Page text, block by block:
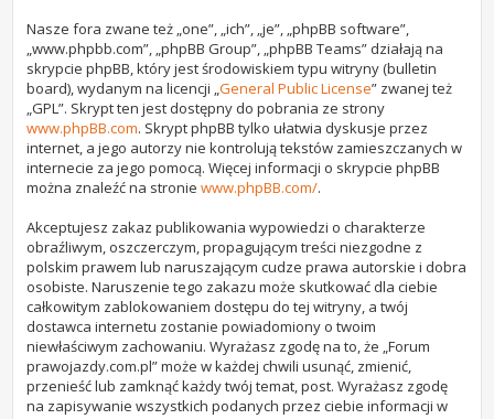
Nasze fora zwane też „one”, „ich”, „je”, „phpBB software”,
„www.phpbb.com”, „phpBB Group”, „phpBB Teams” działają na
skrypcie phpBB, który jest środowiskiem typu witryny (bulletin
board), wydanym na licencji „General Public License” zwanej też
„GPL”. Skrypt ten jest dostępny do pobrania ze strony
www.phpBB.com. Skrypt phpBB tylko ułatwia dyskusje przez
internet, a jego autorzy nie kontrolują tekstów zamieszczanych w
internecie za jego pomocą. Więcej informacji o skrypcie phpBB
można znaleźć na stroniewww.phpBB.com/.
Akceptujesz zakaz publikowania wypowiedzi o charakterze
obraźliwym, oszczerczym, propagującym treści niezgodne z
polskim prawem lub naruszającym cudze prawa autorskie i dobra
osobiste. Naruszenie tego zakazu może skutkować dla ciebie
całkowitym zablokowaniem dostępu do tej witryny, a twój
dostawca internetu zostanie powiadomiony o twoim
niewłaściwym zachowaniu. Wyrażasz zgodę na to, że „Forum
prawojazdy.com.pl” może w każdej chwili usunąć, zmienić,
przenieść lub zamknąć każdy twój temat, post. Wyrażasz zgodę
na zapisywanie wszystkich podanych przez ciebie informacji w